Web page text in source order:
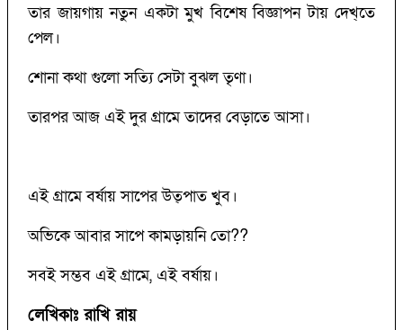
তার জায়গায় নতুন একটা মুখ বিশেষ বিজ্ঞাপন টায় দেখ্তে
পেল।
শোনা কথা গুলো সত্যি সেটা বুঝল তৃণা।
তারপর আজ এই দুর গ্রামে তাদের বেড়াতে আসা।
এই গ্রামে বর্ষায় সাপের উত্পাত খুব।
অভিকে আবার সাপে কামড়ায়নি তো??
সবই সম্ভব এই গ্রামে, এই বর্ষায়।
লেখিকাঃ রাখি রায়